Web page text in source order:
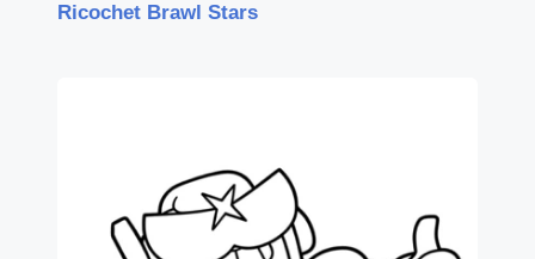
Ricochet Brawl Stars